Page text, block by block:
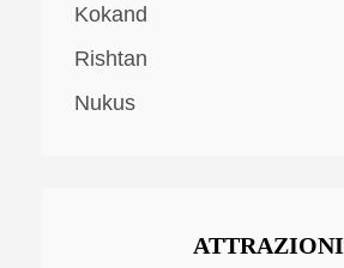
Kokand
Rishtan
Nukus
ATTRAZIONI